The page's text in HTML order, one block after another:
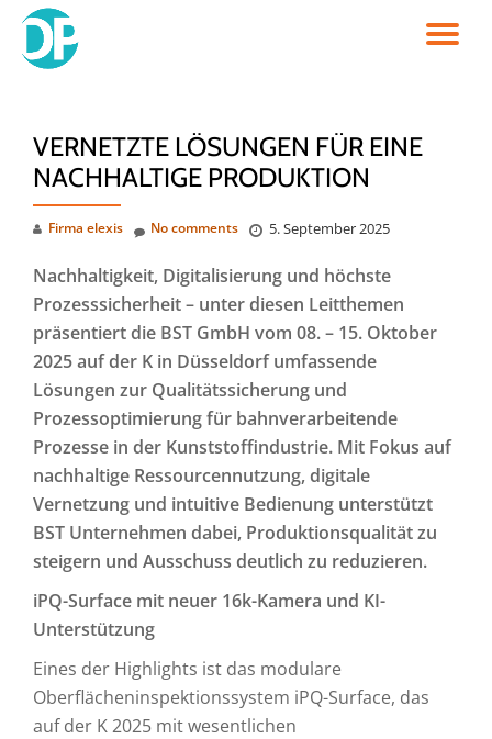
Skip
VERNETZTE LÖSUNGEN FÜR EINE
NACHHALTIGE PRODUKTION
Firma elexis 5. September 2025
No comments
Nachhaltigkeit, Digitalisierung und höchste
Prozesssicherheit – unter diesen Leitthemen
präsentiert die BST GmbH vom 08. – 15. Oktober
2025 auf der K in Düsseldorf umfassende
Lösungen zur Qualitätssicherung und
Prozessoptimierung für bahnverarbeitende
Prozesse in der Kunststoffindustrie. Mit Fokus auf
nachhaltige Ressourcennutzung, digitale
Vernetzung und intuitive Bedienung unterstützt
BST Unternehmen dabei, Produktionsqualität zu
steigern und Ausschuss deutlich zu reduzieren.
iPQ-Surface mit neuer 16k-Kamera und KI-
Unterstützung
Eines der Highlights ist das modulare
Oberflächeninspektionssystem iPQ-Surface, das
auf der K 2025 mit wesentlichen